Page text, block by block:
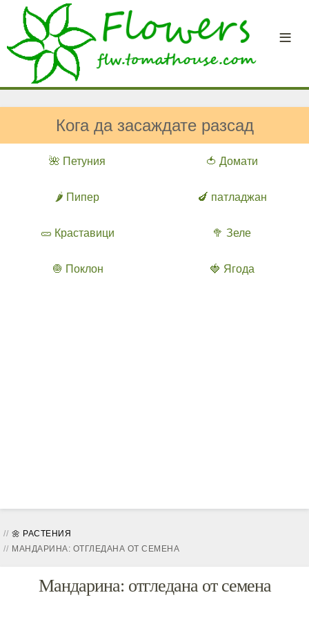
Кога да засаждате разсад
🌺 Петуния 🍅 Домати
🌶️ Пипер 🍆 патладжан
🥒 Краставици 🥦 Зеле
🧅 Поклон 🍓 Ягода
🌼 РАСТЕНИЯ
МАНДАРИНА: ОТГЛЕДАНА ОТ СЕМЕНА
Мандарина: отгледана от семена